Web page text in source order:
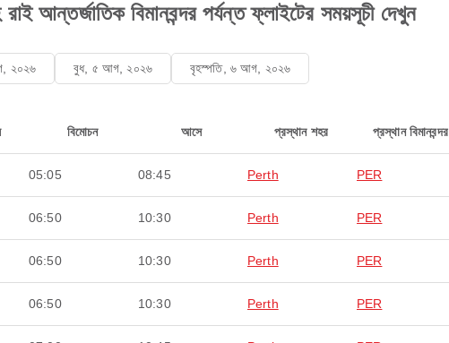
রাই আন্তর্জাতিক বিমানবন্দর পর্যন্ত ফ্লাইটের সময়সূচী দেখুন
২০২৬ বুধ, ৫ আগ, ২০২৬ বৃহস্পতি, ৬ আগ, ২০২৬
বিমোচন আসে প্রস্থান শহর প্রস্থান বিমানবন্দর
05:05 08:45 Perth PER
06:50 10:30 Perth PER
06:50 10:30 Perth PER
06:50 10:30 Perth PER